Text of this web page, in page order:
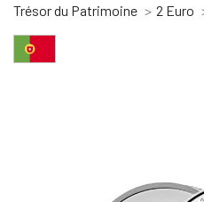
Trésor du Patrimoine 2 Euro